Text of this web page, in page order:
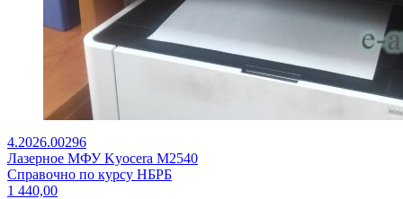
4.2026.00296
Лазерное МФУ Kyocera M2540
Справочно по курсу НБРБ
1 440,00